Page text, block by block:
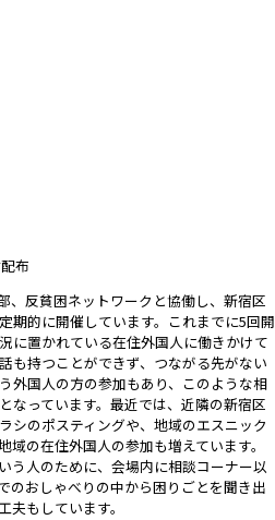
布
、反貧困ネットワークと協働し、新宿区
期的に開催しています。これまでに5回開
に置かれている在住外国人に働きかけて
も持つことができず、つながる先がない
外国人の方の参加もあり、このような相
なっています。最近では、近隣の新宿区
シのポスティングや、地域のエスニック
の在住外国人の参加も増えています。
う人のために、会場内に相談コーナー以
のおしゃべりの中から困りごとを聞き出
もしています。